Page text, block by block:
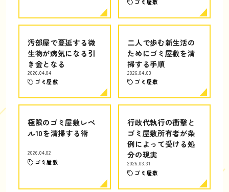
ゴミ屋敷
汚部屋で蔓延する微
生物が病気になる引
き金となる
2026.04.04
ゴミ屋敷
二人で歩む新生活の
ためにゴミ屋敷を清
掃する手順
2026.04.03
ゴミ屋敷
極限のゴミ屋敷レベ
ル10を清掃する術
2026.04.02
ゴミ屋敷
行政代執行の衝撃と
ゴミ屋敷所有者が条
例によって受ける処
分の現実
2026.03.31
ゴミ屋敷